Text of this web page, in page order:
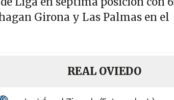
Girona y Las Palmas en el
REAL OVIEDO